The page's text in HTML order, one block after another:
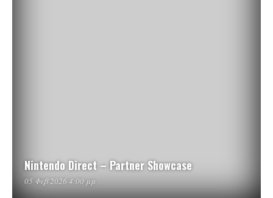
Nintendo Direct – Partner Showcase
05 Φεβ 2026 4:00 μμ